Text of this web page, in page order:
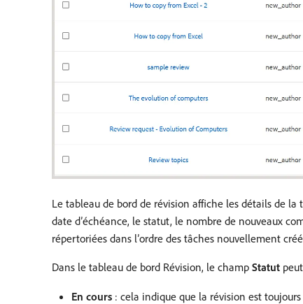
Le tableau de bord de révision affiche les détails de
date d’échéance, le statut, le nombre de nouveaux
répertoriées dans l’ordre des tâches nouvellement
Dans le tableau de bord Révision, le champ Statut
En cours : cela indique que la révision est toujours